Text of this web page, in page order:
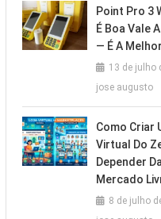
Point Pro 3
É Boa Vale
— É A
13 de julho
jose augusto
Como Criar
Virtual Do
Depender
Mercado
8 de julho